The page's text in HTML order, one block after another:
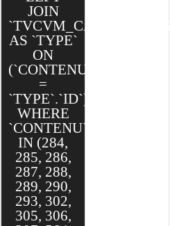
JOIN
`TVCVM_CAKE`.`TYPES`
AS `TYPE`
ON
(`CONTENU`.`TYPE_ID`
=
`TYPE`.`ID`)
WHERE
`CONTENU`.`ID`
IN (284,
285, 286,
287, 288,
289, 290,
293, 302,
305, 306,